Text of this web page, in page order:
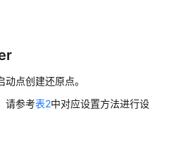
点创建还原点。
请参考表2中对应设置方法进行设